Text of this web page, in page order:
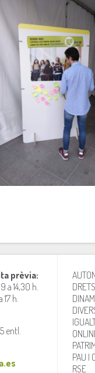
prèvia:
a 14,30 h.
h.
entl.
PAU I
RSE